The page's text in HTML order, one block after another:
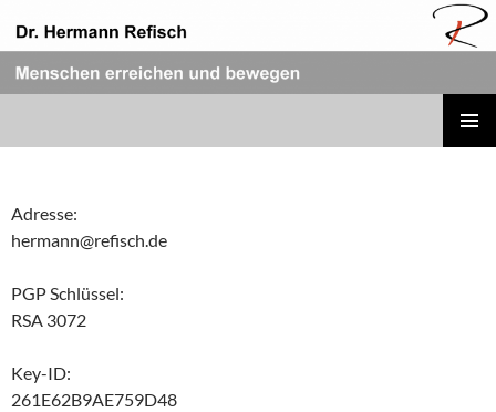
Inhalt
springen
Adresse:
hermann@refisch.de
PGP Schlüssel:
RSA 3072
Key-ID:
261E62B9AE759D48